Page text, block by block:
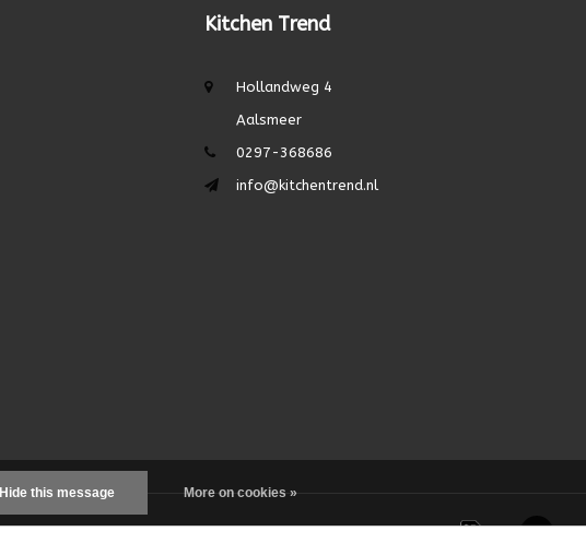
Kitchen Trend
Hollandweg 4
Aalsmeer
0297-368686
info@kitchentrend.nl
Hide this message More on cookies »